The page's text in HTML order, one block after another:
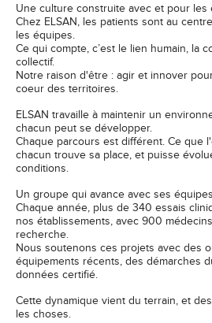
Une culture construite avec et pour les
Chez ELSAN, les patients sont au
les équipes.
Ce qui compte, c’est le lien humain, la
collectif.
Notre raison d'être : agir et innover
coeur des territoires.
ELSAN travaille à maintenir un
chacun peut se développer.
Chaque parcours est différent. Ce que
chacun trouve sa place, et puisse
conditions.
Un groupe qui avance avec ses équipes
Chaque année, plus de 340 essais
nos établissements, avec 900
recherche.
Nous soutenons ces projets avec des
équipements récents, des démarches
données certifié.
Cette dynamique vient du terrain, et
les choses.